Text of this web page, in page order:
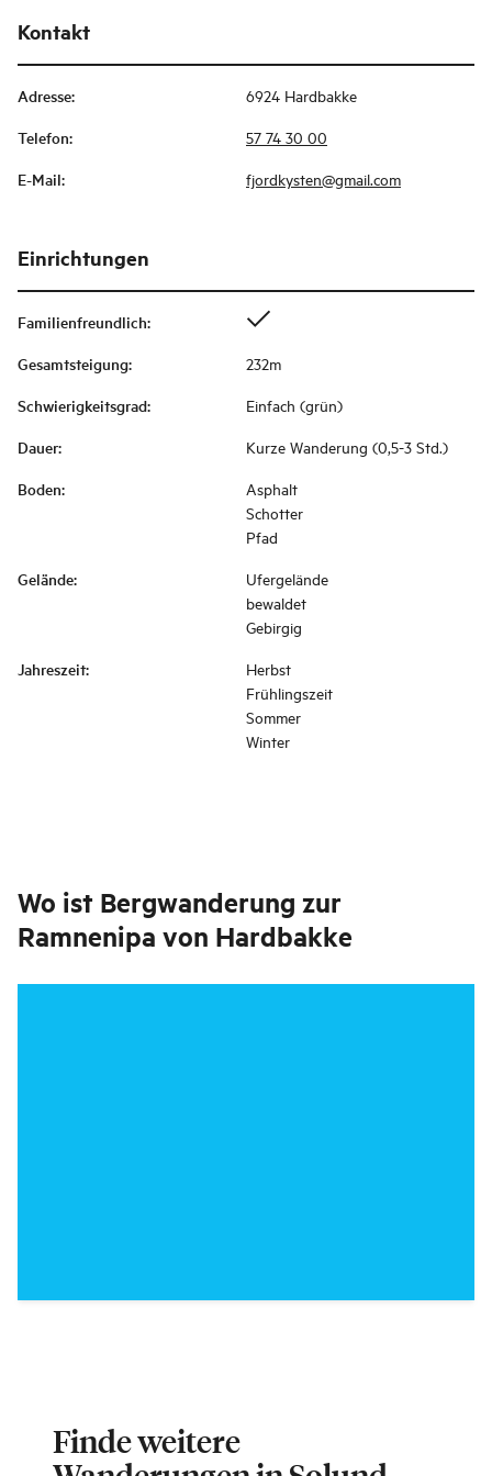
Kontakt
Adresse: 6924 Hardbakke
Telefon: 57 74 30 00
E-Mail: fjordkysten@gmail.com
Einrichtungen
Familienfreundlich:
Gesamtsteigung: 232m
Schwierigkeitsgrad: Einfach (grün)
Dauer: Kurze Wanderung (0,5-3 Std.)
Boden:
Asphalt
Schotter
Pfad
Gelände:
Ufergelände
bewaldet
Gebirgig
Jahreszeit:
Herbst
Frühlingszeit
Sommer
Winter
Wo ist Bergwanderung zur
Ramnenipa von Hardbakke
Finde weitere